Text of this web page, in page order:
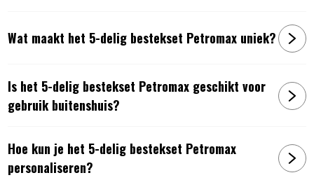
Wat maakt het 5-delig bestekset Petromax uniek?
Is het 5-delig bestekset Petromax geschikt voor
gebruik buitenshuis?
Hoe kun je het 5-delig bestekset Petromax
personaliseren?